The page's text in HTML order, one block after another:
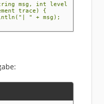
msg, int level
trace) {
" + msg);